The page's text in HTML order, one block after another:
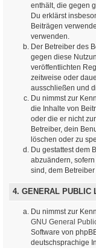
enthält, die gegen
Du erklärst
Beiträgen
verwenden.
Der Betreiber des
gegen diese
veröffentlichten
zeitweise oder
ausschließen und
Du nimmst zur
die Inhalte von
oder die er nicht
Betreiber, dein
löschen oder zu
Du gestattest dem
abzuändern,
sind, dem
4. GENERAL PUBLIC
Du nimmst zur
GNU General
Software von
deutschsprachige